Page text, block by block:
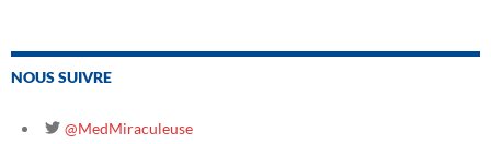
NOUS SUIVRE
@MedMiraculeuse